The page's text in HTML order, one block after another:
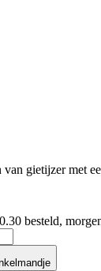
van gietijzer met
besteld,